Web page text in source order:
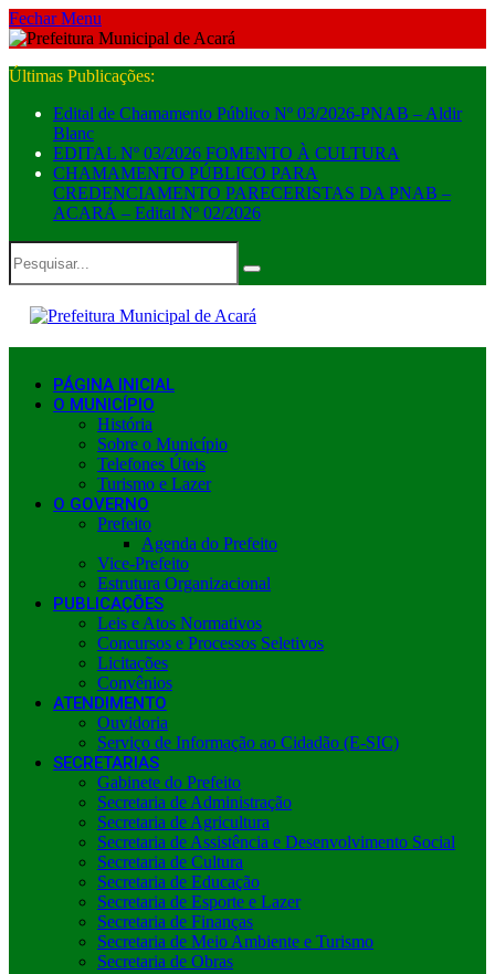
Fechar Menu
Últimas Publicações:
Edital de Chamamento Público Nº 03/2026-PNAB – Aldir
Blanc
EDITAL Nº 03/2026 FOMENTO À CULTURA
CHAMAMENTO PÚBLICO PARA
CREDENCIAMENTO PARECERISTAS DA PNAB –
ACARÁ – Edital Nº 02/2026
PÁGINA INICIAL
O MUNICÍPIO
História
Sobre o Município
Telefones Úteis
Turismo e Lazer
O GOVERNO
Prefeito
Agenda do Prefeito
Vice-Prefeito
Estrutura Organizacional
PUBLICAÇÕES
Leis e Atos Normativos
Concursos e Processos Seletivos
Licitações
Convênios
ATENDIMENTO
Ouvidoria
Serviço de Informação ao Cidadão (E-SIC)
SECRETARIAS
Gabinete do Prefeito
Secretaria de Administração
Secretaria de Agricultura
Secretaria de Assistência e Desenvolvimento Social
Secretaria de Cultura
Secretaria de Educação
Secretaria de Esporte e Lazer
Secretaria de Finanças
Secretaria de Meio Ambiente e Turismo
Secretaria de Obras